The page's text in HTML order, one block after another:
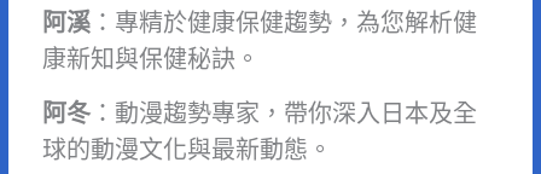
阿溪：專精於健康保健趨勢，為您解析健
康新知與保健秘訣。
阿冬：動漫趨勢專家，帶你深入日本及全
球的動漫文化與最新動態。